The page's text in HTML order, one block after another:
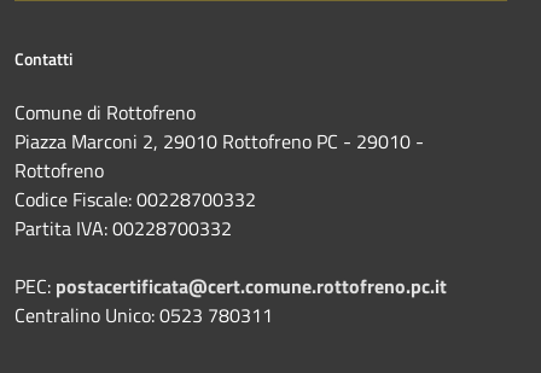
Contatti
Comune di Rottofreno
Piazza Marconi 2, 29010 Rottofreno PC - 29010 -
Rottofreno
Codice Fiscale: 00228700332
Partita IVA: 00228700332
PEC: postacertificata@cert.comune.rottofreno.pc.it
Centralino Unico: 0523 780311